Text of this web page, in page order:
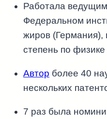
Работала
Федеральном
жиров (Германия),
степень по
Автор более 40
нескольких
7 раз была